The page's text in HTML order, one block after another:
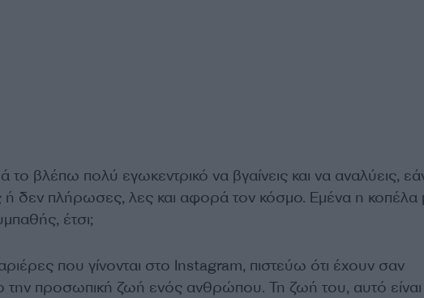
το βλέπω πολύ εγωκεντρικό να βγαίνεις και να αναλύεις,
δεν πλήρωσες, λες και αφορά τον κόσμο. Εμένα η κοπέλα
έτσι;
που γίνονται στο Instagram, πιστεύω ότι έχουν σαν
την προσωπική ζωή ενός ανθρώπου. Τη ζωή του, αυτό είναι